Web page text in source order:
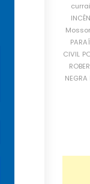
CIVIL
NEGRA